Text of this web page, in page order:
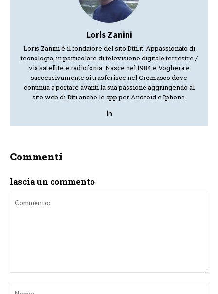
Loris Zanini
Loris Zanini è il fondatore del sito Dtti.it. Appassionato di
tecnologia, in particolare di televisione digitale terrestre /
via satellite e radiofonia. Nasce nel 1984 e Voghera e
successivamente si trasferisce nel Cremasco dove
continua a portare avanti la sua passione aggiungendo al
sito web di Dtti anche le app per Android e Iphone.
Commenti
lascia un commento